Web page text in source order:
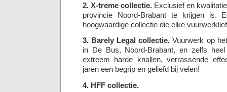
2. X-treme collectie. Exclusief en
provincie Noord-Brabant te krijgen is.
hoogwaardige collectie die elke
3. Barely Legal collectie. Vuurwerk op
in De Bus, Noord-Brabant, en zelfs
extreem harde knallen, verrassende
jaren een begrip en geliefd bij velen!
4. HFF collectie.